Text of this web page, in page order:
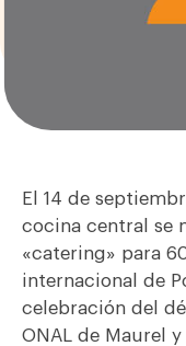
El 14 de
cocina central se
«catering» para
internacional de
celebración del
ONAL de Maurel